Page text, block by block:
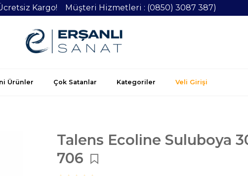
Kargo! Müşteri Hizmetleri : (0850) 3087 387)
Ürünler Çok Satanlar Kategoriler Veli Girişi
Talens Ecoline Suluboya
706